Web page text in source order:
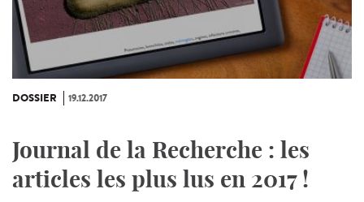
DOSSIER 19.12.2017
Journal de la Recherche : les
articles les plus lus en 2017 !